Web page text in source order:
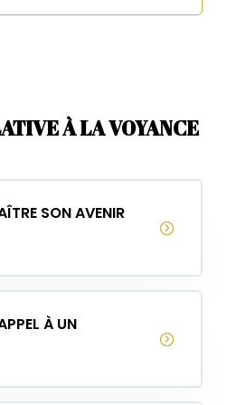
À LA VOYANCE
SON AVENIR
À UN